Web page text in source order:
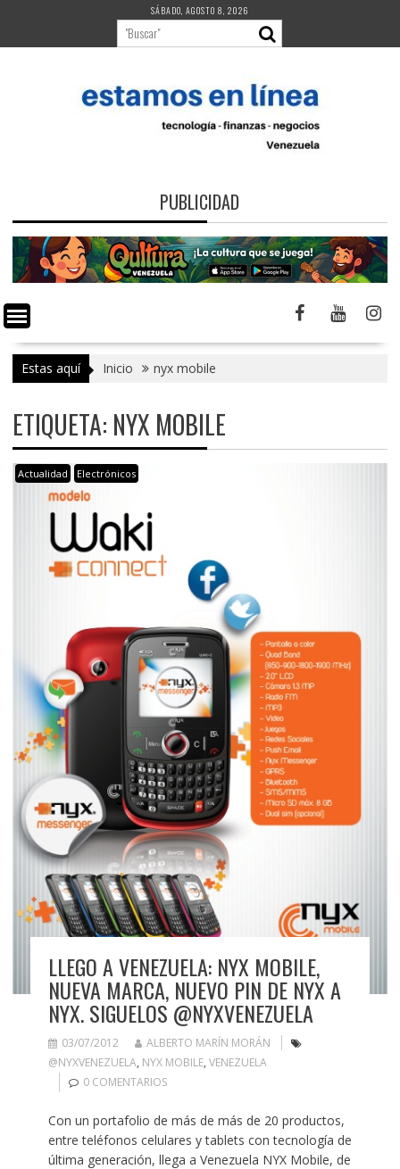
contenido
SÁBADO, AGOSTO 8, 2026
PUBLICIDAD
Estas aquí Inicio nyx mobile
ETIQUETA: NYX MOBILE
Actualidad Electrónicos
LLEGO A VENEZUELA: NYX MOBILE,
NUEVA MARCA, NUEVO PIN DE NYX A
NYX. SIGUELOS @NYXVENEZUELA
03/07/2012
ALBERTO MARÍN MORÁN
@NYXVENEZUELA, NYX MOBILE, VENEZUELA
0 COMENTARIOS
Con un portafolio de más de más de 20 productos,
entre teléfonos celulares y tablets con tecnología de
última generación, llega a Venezuela NYX Mobile, de